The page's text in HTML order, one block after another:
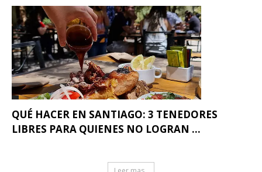
QUÉ HACER EN SANTIAGO: 3 TENEDORES
LIBRES PARA QUIENES NO LOGRAN ...